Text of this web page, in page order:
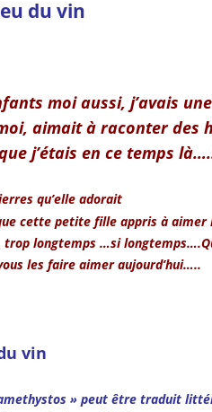
du vin
moi aussi, j’avais
aimait à raconter des
j’étais en ce temps
qu’elle adorait
cette petite fille appris à aimer
longtemps …si
les faire aimer aujourd’hui…..
vin
» peut être traduit